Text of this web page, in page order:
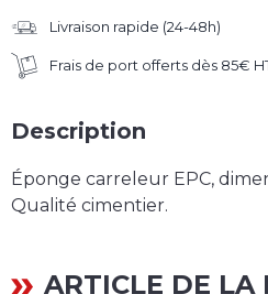
Livraison rapide (24-48h)
Frais de port offerts dès 85€
Description
Éponge carreleur EPC,
Qualité cimentier.
ARTICLE DE LA